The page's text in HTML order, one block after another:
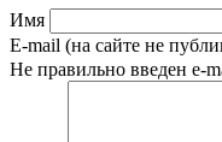
Имя
E-mail (на сайте не
Не правильно введен e-